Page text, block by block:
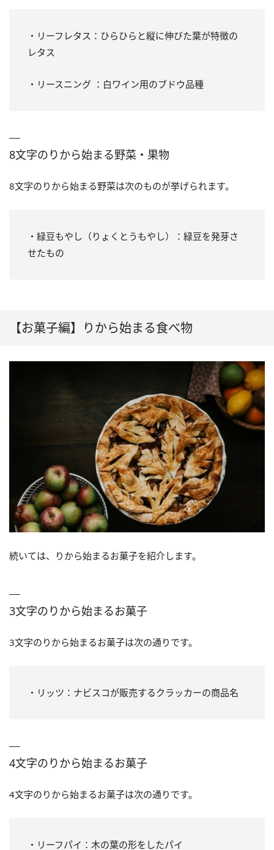
・リーフレタス：ひらひらと縦に伸びた葉が特徴の
レタス
・リースニング ：白ワイン用のブドウ品種
8文字のりから始まる野菜・果物
8文字のりから始まる野菜は次のものが挙げられます。
・緑豆もやし（りょくとうもやし）：緑豆を発芽さ
せたもの
【お菓子編】りから始まる食べ物
続いては、りから始まるお菓子を紹介します。
3文字のりから始まるお菓子
3文字のりから始まるお菓子は次の通りです。
・リッツ：ナビスコが販売するクラッカーの商品名
4文字のりから始まるお菓子
4文字のりから始まるお菓子は次の通りです。
・リーフパイ：木の葉の形をしたパイ